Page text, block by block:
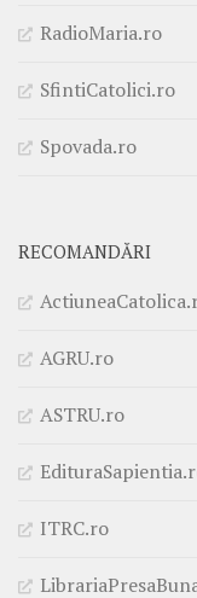
RadioMaria.ro
SfintiCatolici.ro
Spovada.ro
RECOMANDĂRI
AGRU.ro
ASTRU.ro
ITRC.ro